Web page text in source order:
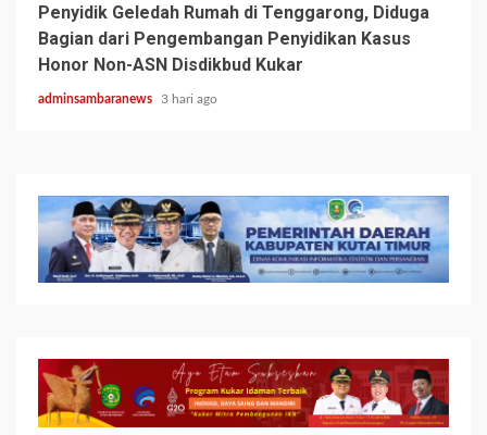
Penyidik Geledah Rumah di Tenggarong, Diduga
Bagian dari Pengembangan Penyidikan Kasus
Honor Non-ASN Disdikbud Kukar
adminsambaranews 3 hari ago